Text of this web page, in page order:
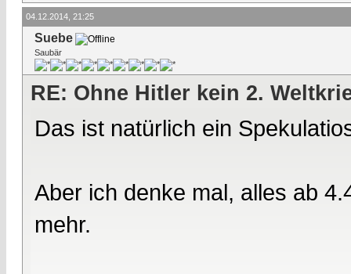
04.12.2014, 21:25
Suebe
Saubär
RE: Ohne Hitler kein 2.
Das ist natürlich ein
Aber ich denke mal, alles ab
mehr.